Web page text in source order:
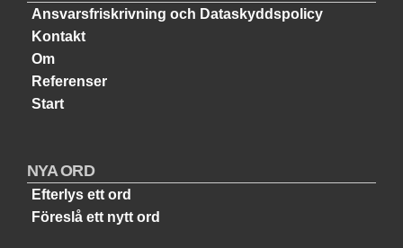
Ansvarsfriskrivning och Dataskyddspolicy
Kontakt
Om
Referenser
Start
NYA ORD
Efterlys ett ord
Föreslå ett nytt ord